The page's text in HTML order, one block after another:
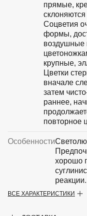
прямые,
Соцветия
формы,
воздушные
крупные,
Цветки
вначале
затем
раннее,
повторное
Особенности
хорошо
реакции.
ВСЕ ХАРАКТЕРИСТИКИ